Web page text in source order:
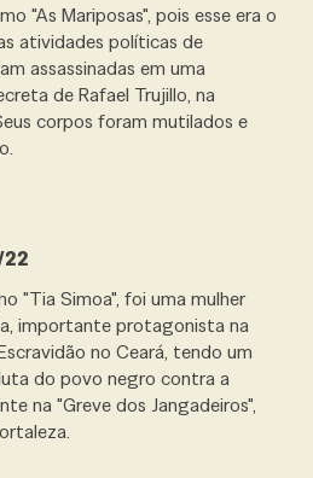
"As Mariposas", pois esse era o
atividades políticas de
assassinadas em uma
de Rafael Trujillo, na
corpos foram mutilados e
22
"Tia Simoa", foi uma mulher
importante protagonista na
no Ceará, tendo um
do povo negro contra a
na "Greve dos Jangadeiros",